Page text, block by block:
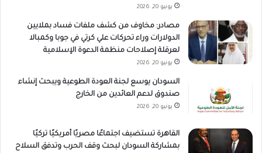
يونيو 20, 2026
مصادر: مخاوف من كشف ملفات فساد بملايين
الدولارات وراء تحركات علي كرتي في جوبا وكمبالا
لعرقلة إصلاحات منظمة الدعوة الإسلامية
يونيو 20, 2026
السودان يوسع لجنة العودة الطوعية ويبحث إنشاء
صندوق لدعم العائدين من الخارج
يونيو 20, 2026
القاهرة تستضيف اجتماعًا مصريًا أمريكيًا تركيًا
بمشاركة السودان لبحث وقف الحرب وتدفق السلاح